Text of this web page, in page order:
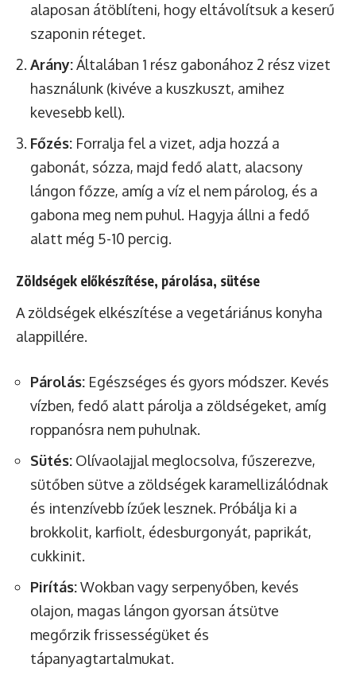
alaposan átöblíteni, hogy eltávolítsuk a keserű
szaponin réteget.
Arány:Általában 1 rész gabonához 2 rész vizet
használunk (kivéve a kuszkuszt, amihez
kevesebb kell).
Főzés: Forralja fel a vizet, adja hozzá a
gabonát, sózza, majd fedő alatt, alacsony
lángon főzze, amíg a víz el nem párolog, és a
gabona meg nem puhul. Hagyja állni a fedő
alatt még 5-10 percig.
Zöldségek előkészítése, párolása, sütése
A zöldségek elkészítése a vegetáriánus konyha
alappillére.
Párolás: Egészséges és gyors módszer. Kevés
vízben, fedő alatt párolja a zöldségeket, amíg
roppanósra nem puhulnak.
Sütés: Olívaolajjal meglocsolva, fűszerezve,
sütőben sütve a zöldségek karamellizálódnak
és intenzívebb ízűek lesznek. Próbálja ki a
brokkolit, karfiolt, édesburgonyát, paprikát,
cukkinit.
Pirítás:Wokban vagy serpenyőben, kevés
olajon, magas lángon gyorsan átsütve
megőrzik frissességüket és
tápanyagtartalmukat.